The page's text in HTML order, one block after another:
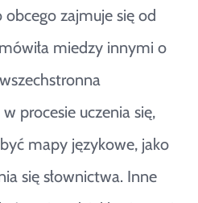
obcego zajmuje się od
miedzy innymi o
procesie uczenia się,
mapy językowe, jako
się słownictwa. Inne